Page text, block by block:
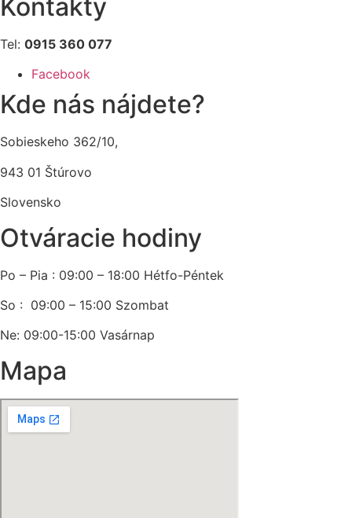
Kontakty
Tel: 0915 360 077
Facebook
Kde nás nájdete?
Sobieskeho 362/10,
943 01 Štúrovo
Slovensko
Otváracie hodiny
Po – Pia : 09:00 – 18:00 Hétfo-Péntek
So : 09:00 – 15:00 Szombat
Ne: 09:00-15:00 Vasárnap
Mapa